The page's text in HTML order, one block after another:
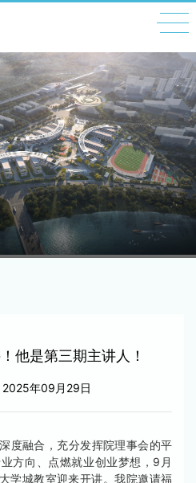
他是第三期主讲人！
2025年09月29日
度融合，充分发挥院理事会的平
方向、点燃就业创业梦想，9月
学城教室迎来开讲。我院邀请福